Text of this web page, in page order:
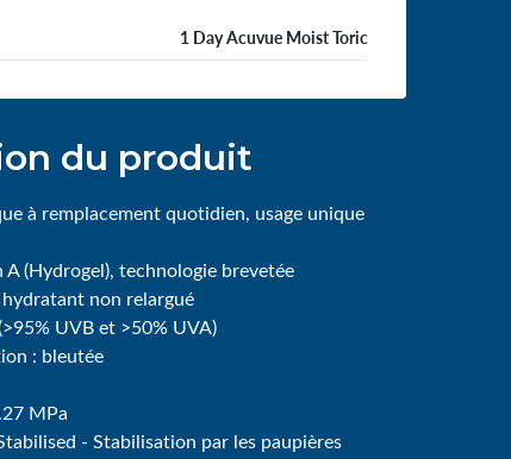
1 Day Acuvue Moist Toric
du produit
à remplacement quotidien, usage unique
(Hydrogel), technologie brevetée
non relargué
UVB et >50% UVA)
: bleutée
MPa
- Stabilisation par les paupières